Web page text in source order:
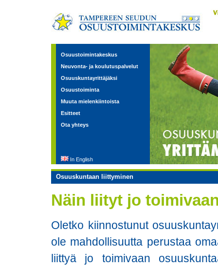
Osuustoimintakeskus
Neuvonta- ja koulutuspalvelut
Osuuskuntayrittäjäksi
Osuustoiminta
Muuta mielenkiintoista
Esitteet
Ota yhteys
In English
Osuuskuntaan liittyminen
Näin liityt jo
Oletko kiinnostunut
ole mahdollisuutta perustaa
liittyä jo toimivaan